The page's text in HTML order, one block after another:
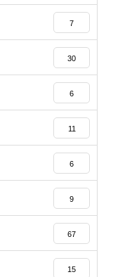
7
30
6
11
6
9
67
15